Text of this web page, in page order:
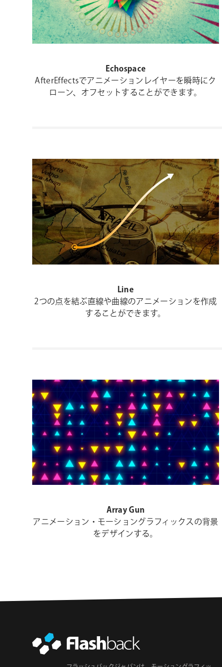
Echospace
AfterEffectsでアニメーションレイヤーを瞬時にク
ローン、オフセットすることができます。
Line
2つの点を結ぶ直線や曲線のアニメーションを作成
することができます。
Array Gun
アニメーション・モーショングラフィックスの背景
をデザインする。